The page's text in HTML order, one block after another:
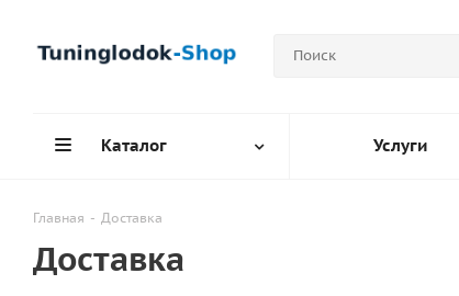
Каталог Услуги
Главная - Доставка
Доставка